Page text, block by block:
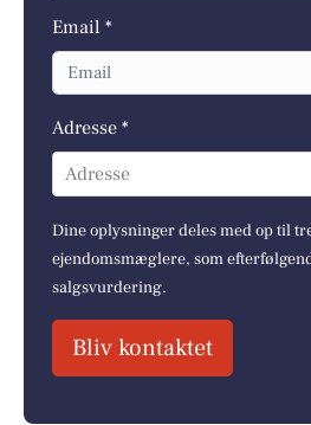
Email *
Adresse *
Adresse
Dine oplysninger deles med op til
ejendomsmæglere, som
salgsvurdering.
Bliv kontaktet